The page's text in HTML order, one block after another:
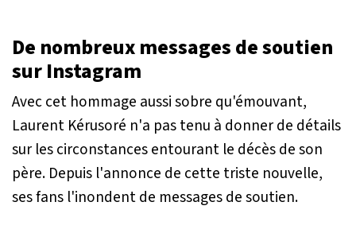
De nombreux messages de soutien
sur Instagram
Avec cet hommage aussi sobre qu'émouvant,
Laurent Kérusoré n'a pas tenu à donner de détails
sur les circonstances entourant le décès de son
père. Depuis l'annonce de cette triste nouvelle,
ses fans l'inondent de messages de soutien.